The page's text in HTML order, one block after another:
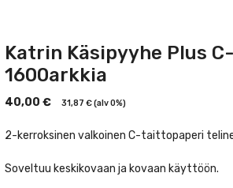
Katrin Käsipyyhe Plus
1600arkkia
40,00 € 31,87 €(alv 0%)
2-kerroksinen valkoinen C-taittopaperi
Soveltuu keskikovaan ja kovaan käyttöön.